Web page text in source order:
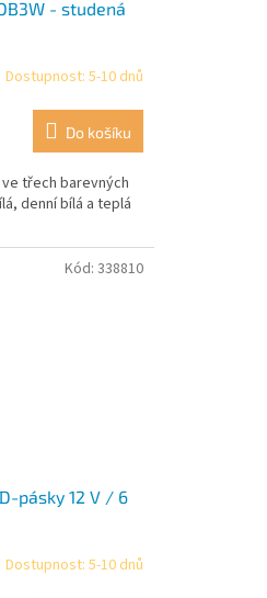
- studená
Dostupnost: 5-10 dnů
Do košíku
třech barevných
denní bílá a teplá
pásky 12 V / 6
Dostupnost: 5-10 dnů
Kód: 338810